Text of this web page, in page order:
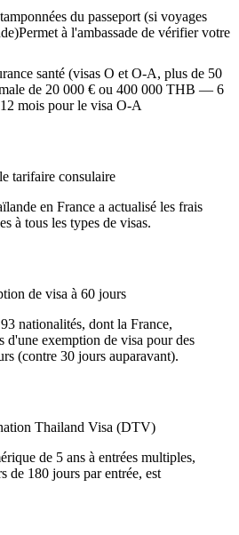
du passeport (si voyages
Permet à l'ambassade de vérifier votre
santé (visas O et O-A, plus de 50
de 20 000 € ou 400 000 THB — 6
mois pour le visa O-A
tarifaire consulaire
en France a actualisé les frais
à tous les types de visas.
de visa à 60 jours
nationalités, dont la France,
d'une exemption de visa pour des
(contre 30 jours auparavant).
Thailand Visa (DTV)
de 5 ans à entrées multiples,
de 180 jours par entrée, est